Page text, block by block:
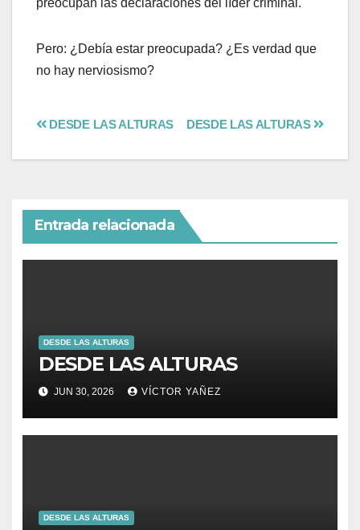
preocupan las declaraciones del líder criminal.
Pero: ¿Debía estar preocupada? ¿Es verdad que
no hay nerviosismo?
DESDE LAS ALTURAS
DESDE LAS ALTURAS
Entrada relacionada
DESDE LAS ALTURAS
DESDE LAS ALTURAS
JUN 30, 2026 VÍCTOR YAÑEZ
DESDE LAS ALTURAS